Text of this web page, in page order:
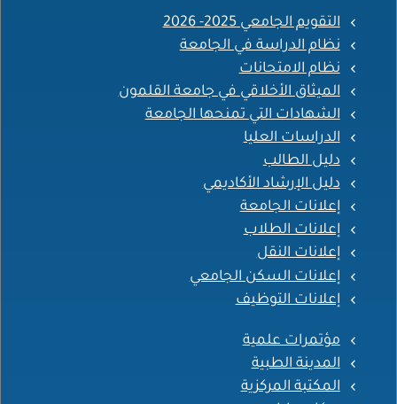
التقويم الجامعي 2025- 2026
نظام الدراسة في الجامعة
نظام الامتحانات
الميثاق الأخلاقي في جامعة القلمون
الشهادات التي تمنحها الجامعة
الدراسات العليا
دليل الطالب
دليل الإرشاد الأكاديمي
إعلانات الجامعة
إعلانات الطلاب
إعلانات النقل
إعلانات السكن الجامعي
إعلانات التوظيف
مؤتمرات علمية
المدينة الطبية
المكتبة المركزية